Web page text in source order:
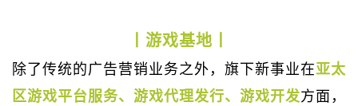
丨游戏基地丨
除了传统的广告营销业务之外，旗下新事业在亚太
区游戏平台服务、游戏代理发行、游戏开发方面，